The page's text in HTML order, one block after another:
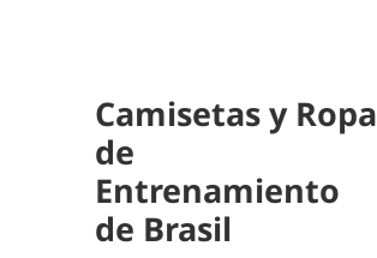
Camisetas y Ropa
de
Entrenamiento
de Brasil